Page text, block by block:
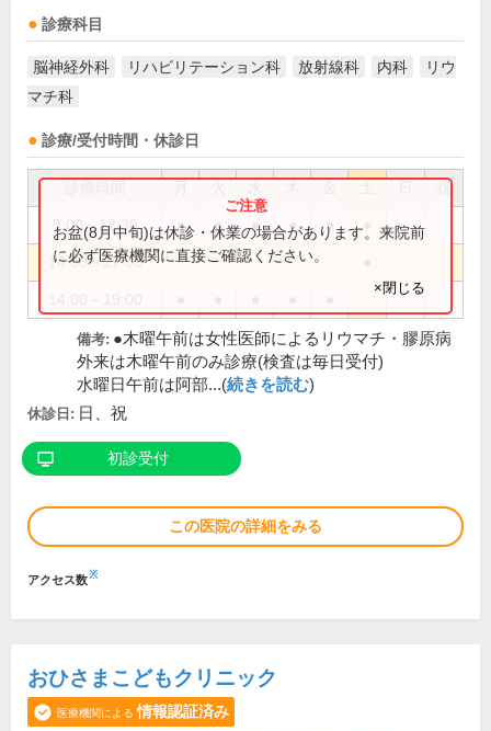
診療科目
脳神経外科 リハビリテーション科 放射線科 内科
リウ
マチ科
診療/受付時間・休診日
祝
9:00～12:30 ● ● ● ● ●
14:00～17:00
お盆(8月中旬)は休診・休業の場合があります。来院前
に必ず医療機関に直接ご確認ください。
×閉じる
備考: ●木曜午前は女性医師によるリウマチ・膠原病
外来は木曜午前のみ診療(検査は毎日受付)
水曜日午前は阿部...(続きを読む)
休診日: 日、祝
初診受付
この医院の詳細をみる
アクセス数※
おひさまこどもクリニック
医療機関による 情報認証済み